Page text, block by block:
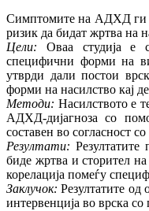
Симптомите на АДХД ги
ризик да бидат жртва на
Цели: Оваа студија е
специфични форми на
утврди дали постои
форми на насилство кај
Методи: Насилството е
АДХД-дијагноза со
составен во согласност
Резултати: Резултатите
биде жртва и сторител на
корелација помеѓу
Заклучок: Резултатите од
интервенција во врска